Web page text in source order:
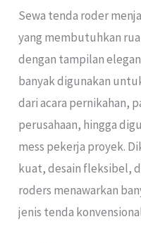
Sewa tenda roder
yang membutuhkan
dengan tampilan
banyak digunakan
dari acara pernikahan,
perusahaan, hingga
mess pekerja proyek.
kuat, desain fleksibel,
roders menawarkan
jenis tenda